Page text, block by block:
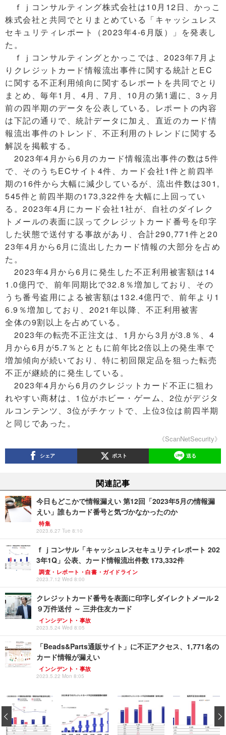
ｆｊコンサルティング株式会社は10月12日、かっこ
株式会社と共同でとりまとめている「キャッシュレス
セキュリティレポート（2023年4-6月版）」を発表し
た。
ｆｊコンサルティングとかっこでは、2023年7月よ
りクレジットカード情報流出事件に関する統計とEC
に関する不正利用傾向に関するレポートを共同でとり
まとめ、毎年1月、4月、7月、10月の第1週に、3ヶ月
前の四半期のデータを公表している。レポートの内容
は下記の通りで、統計データに加え、直近のカード情
報流出事件のトレンド、不正利用のトレンドに関する
解説を掲載する。
2023年4月から6月のカード情報流出事件の数は5件
で、そのうちECサイト4件、カード会社1件と前四半
期の16件から大幅に減少しているが、流出件数は301,
545件と前四半期の173,322件を大幅に上回ってい
る。2023年4月にカード会社1社が、自社のダイレク
トメールの表面に誤ってクレジットカード番号を印字
した状態で送付する事故があり、合計290,771件と20
23年4月から6月に流出したカード情報の大部分を占め
た。
2023年4月から6月に発生した不正利用被害額は14
1.0億円で、前年同期比で32.8％増加しており、その
うち番号盗用による被害額は132.4億円で、前年より1
6.9％増加しており、2021年以降、不正利用被害
全体の9割以上を占めている。
2023年の転売不正注文は、1月から3月が3.8％、4
月から6月が5.7％とともに前年比2倍以上の発生率で
増加傾向が続いており、特に初回限定品を狙った転売
不正が継続的に発生している。
2023年4月から6月のクレジットカード不正に狙わ
れやすい商材は、1位がホビー・ゲーム、2位がデジタ
ルコンテンツ、3位がチケットで、上位3位は前四半期
と同じであった。
《ScanNetSecurity》
シェア ポスト 送る
関連記事
今日もどこかで情報漏えい 第12回「2023年5月の情報漏
えい」誰もカード番号と気づかなかったのか
特集
2023.6.27 Tue 8:10
ｆｊコンサル「キャッシュレスセキュリティレポート 202
3年1Q」公表、カード情報流出件数 173,332件
調査・レポート・白書・ガイドライン
2023.7.12 Wed 8:00
クレジットカード番号を表面に印字しダイレクトメール２
９万件送付 ～ 三井住友カード
インシデント・事故
2023.5.24 Wed 8:05
「Beads&Parts通販サイト」に不正アクセス、1,771名の
カード情報が漏えい
インシデント・事故
2023.5.22 Mon 8:05
‹